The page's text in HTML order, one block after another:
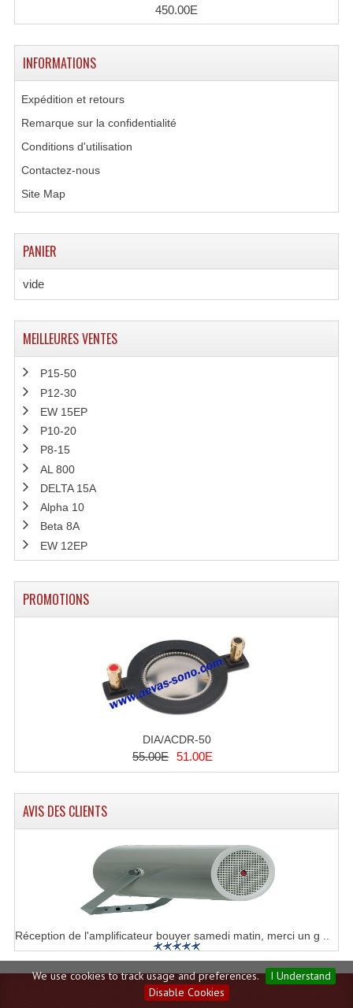
We use cookies to track usage and preferences.
I Understand
Disable Cookies
450.00E
INFORMATIONS
Expédition et retours
Remarque sur la confidentialité
Conditions d'utilisation
Contactez-nous
Site Map
PANIER
vide
MEILLEURES VENTES
P15-50
P12-30
EW 15EP
P10-20
P8-15
AL 800
DELTA 15A
Alpha 10
Beta 8A
EW 12EP
PROMOTIONS
DIA/ACDR-50
55.00E 51.00E
AVIS DES CLIENTS
Réception de l'amplificateur bouyer samedi matin, merci un g ..